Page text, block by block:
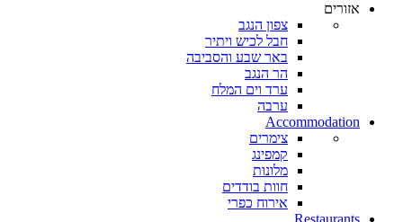
אזורים
צפון הנגב
חבל לכיש ויתיר
באר שבע והסביבה
הר הנגב
ערד וים המלח
ערבה
Accommodation
צימרים
קמפינג
מלונות
חוות בודדים
אירוח כפרי
Restaurants